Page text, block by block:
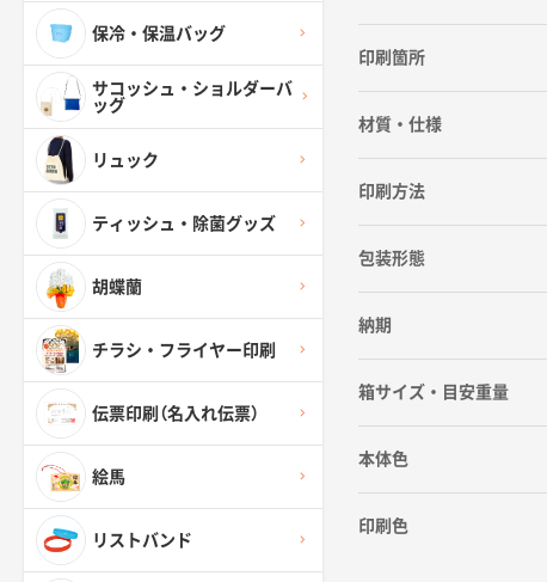
保冷・保温バッグ
サコッシュ・ショルダーバ
ッグ
リュック
ティッシュ・除菌グッズ
胡蝶蘭
チラシ・フライヤー印刷
伝票印刷（名入れ伝票）
絵馬
リストバンド
印刷箇所
材質・仕様
印刷方法
包装形態
納期
箱サイズ・目安重量
本体色
印刷色